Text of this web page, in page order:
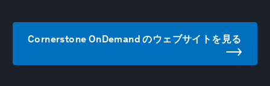
Cornerstone OnDemand のウェブサイトを見る